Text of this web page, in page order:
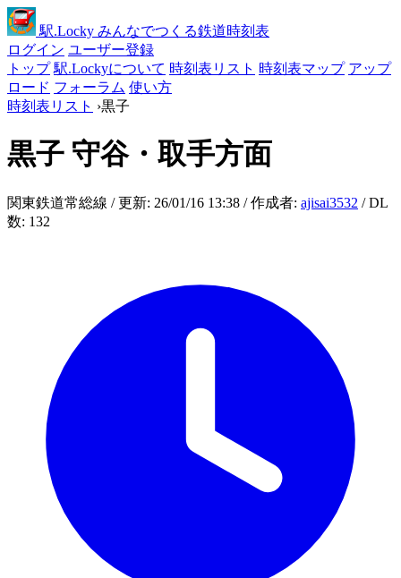
駅.Locky みんなでつくる鉄道時刻表
ログイン ユーザー登録
トップ 駅.Lockyについて 時刻表リスト 時刻表マップ アップ
ロード フォーラム 使い方
時刻表リスト ›黒子
黒子 守谷・取手方面
関東鉄道常総線 / 更新: 26/01/16 13:38 / 作成者: ajisai3532 / DL
数: 132